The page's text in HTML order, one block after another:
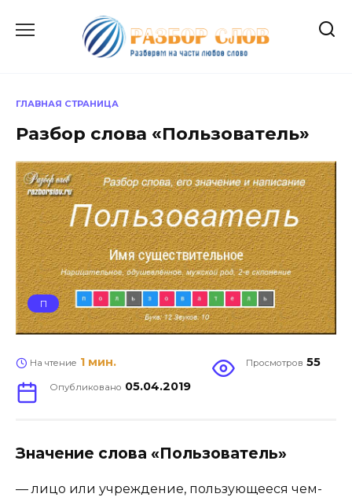
содержанию
ГЛАВНАЯ СТРАНИЦА
Разбор слова «Пользователь»
П
На чтение 1 мин. Просмотров 55
Опубликовано 05.04.2019
Значение слова «Пользователь»
— лицо или учреждение, пользующееся чем-